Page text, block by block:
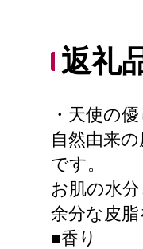
返礼
・天使の
自然由来
です。
お肌の水
余分な皮
■香り